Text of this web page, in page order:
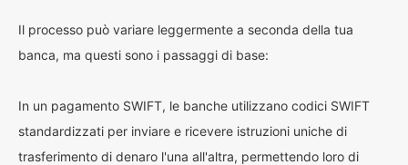
Il processo può variare leggermente a seconda della tua
banca, ma questi sono i passaggi di base:
In un pagamento SWIFT, le banche utilizzano codici SWIFT
standardizzati per inviare e ricevere istruzioni uniche di
trasferimento di denaro l'una all'altra, permettendo loro di